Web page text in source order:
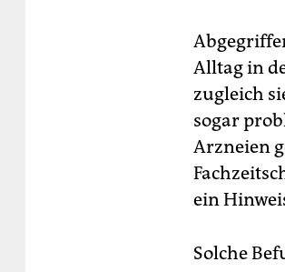
Alltag in
zugleich
sogar
Arzneien
ein
Solche